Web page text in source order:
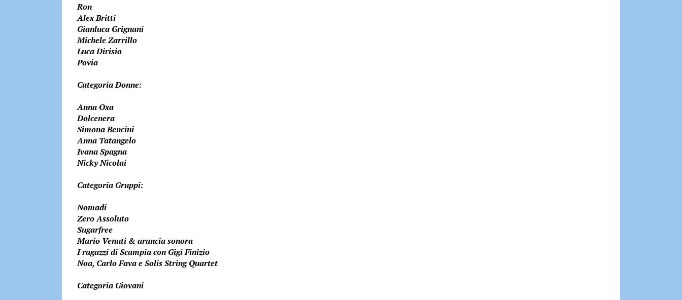
Ron
Alex Britti
Gianluca Grignani
Michele Zarrillo
Luca Dirisio
Povia
Categoria Donne:
Anna Oxa
Dolcenera
Simona Bencini
Anna Tatangelo
Ivana Spagna
Nicky Nicolai
Categoria Gruppi:
Nomadi
Zero Assoluto
Sugarfree
Mario Venuti & arancia sonora
I ragazzi di Scampia con Gigi Finizio
Noa, Carlo Fava e Solis String Quartet
Categoria Giovani